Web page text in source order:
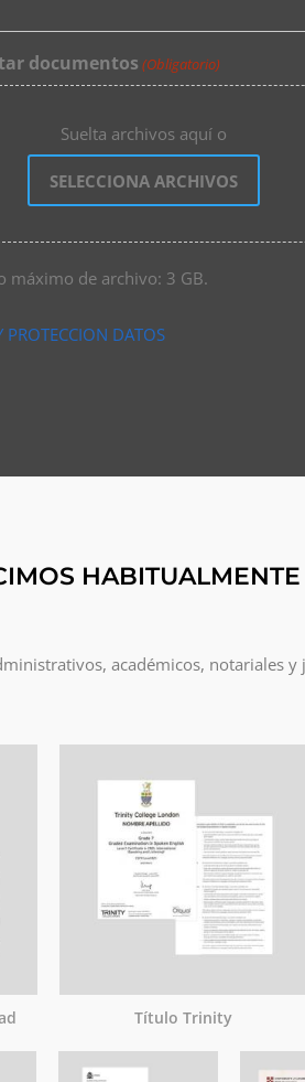
documentos (Obligatorio)
Suelta archivos aquí o
SELECCIONA ARCHIVOS
máximo de archivo: 3 GB.
PROTECCION DATOS
HABITUALMENTE
académicos, notariales
Título Trinity